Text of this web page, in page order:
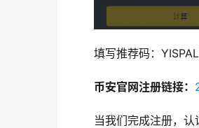
填写推荐码：
币安官网注册链接：
当我们完成注册，认